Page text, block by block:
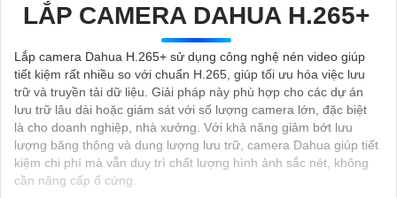
LẮP CAMERA DAHUA H.265+
Lắp camera Dahua H.265+ sử dụng công nghệ nén video giúp
tiết kiệm rất nhiều so với chuẩn H.265, giúp tối ưu hóa việc lưu
trữ và truyền tải dữ liệu. Giải pháp này phù hợp cho các dự án
lưu trữ lâu dài hoặc giám sát với số lượng camera lớn, đặc biệt
là cho doanh nghiệp, nhà xưởng. Với khả năng giảm bớt lưu
lượng băng thông và dung lượng lưu trữ, camera Dahua giúp tiết
kiệm chi phí mà vẫn duy trì chất lượng hình ảnh sắc nét, không
cần nâng cấp ổ cứng.